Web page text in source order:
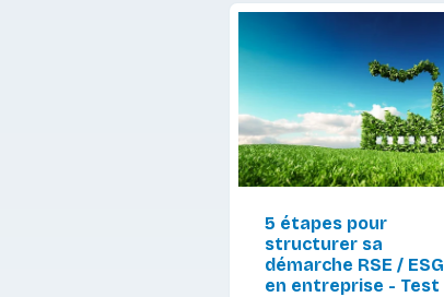
5 étapes pour
structurer sa
démarche RSE / ESG
en entreprise - Test